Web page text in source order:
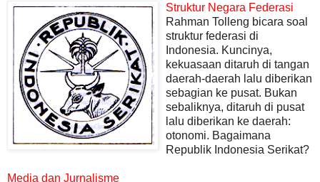
Struktur Negara Federasi
Rahman Tolleng bicara soal
struktur federasi di
Indonesia. Kuncinya,
kekuasaan ditaruh di tangan
daerah-daerah lalu diberikan
sebagian ke pusat. Bukan
sebaliknya, ditaruh di pusat
lalu diberikan ke daerah:
otonomi. Bagaimana
Republik Indonesia Serikat?
Media dan Jurnalisme